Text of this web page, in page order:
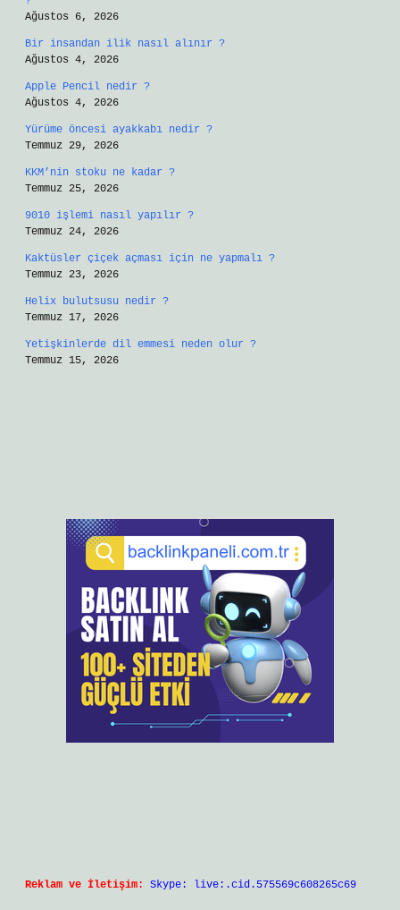
Ağustos 6, 2026
Bir insandan ilik nasıl alınır ?
Ağustos 4, 2026
Apple Pencil nedir ?
Ağustos 4, 2026
Yürüme öncesi ayakkabı nedir ?
Temmuz 29, 2026
KKM’nin stoku ne kadar ?
Temmuz 25, 2026
9010 işlemi nasıl yapılır ?
Temmuz 24, 2026
Kaktüsler çiçek açması için ne yapmalı ?
Temmuz 23, 2026
Helix bulutsusu nedir ?
Temmuz 17, 2026
Yetişkinlerde dil emmesi neden olur ?
Temmuz 15, 2026
Reklam ve İletişim: Skype: live:.cid.575569c608265c69